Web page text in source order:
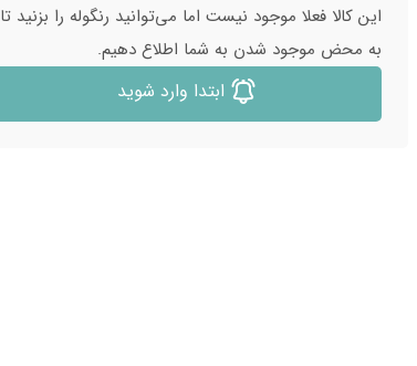
این کالا فعلا موجود نیست اما می‌توانید رنگوله را بزنید تا
به محض موجود شدن به شما اطلاع دهیم.
ابتدا وارد شوید